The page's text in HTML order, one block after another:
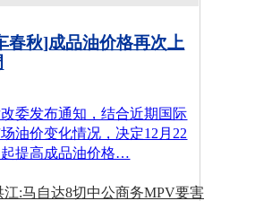
春秋]成品油价格再次上
委发布通知，结合近期国际
油价变化情况，决定12月22
起提高成品油价格…
江:马自达8切中公商务MPV要害